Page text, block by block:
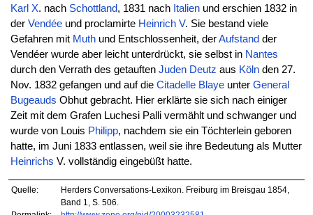
Karl X. nach Schottland, 1831 nach Italienund erschien 1832 in
der Vendéeund proclamirte Heinrich V. Sie bestand viele
Gefahren mit Muthund Entschlossenheit, derAufstand der
Vendéer wurde aber leicht unterdrückt, sie selbst in Nantes
durch den Verrath des getauften Juden Deutz aus Kölnden 27.
Nov. 1832 gefangen und auf die Citadelle Blayeunter General
Bugeauds Obhut gebracht. Hier erklärte sie sich nach einiger
Zeit mit dem Grafen Luchesi Palli vermählt und schwanger und
wurde von Louis Philipp, nachdem sie ein Töchterlein geboren
hatte, im Juni 1833 entlassen, weil sie ihre Bedeutung als Mutter
Heinrichs V. vollständig eingebüßt hatte.
Quelle:
Herders Conversations-Lexikon. Freiburg im Breisgau 1854,
Band 1, S. 506.